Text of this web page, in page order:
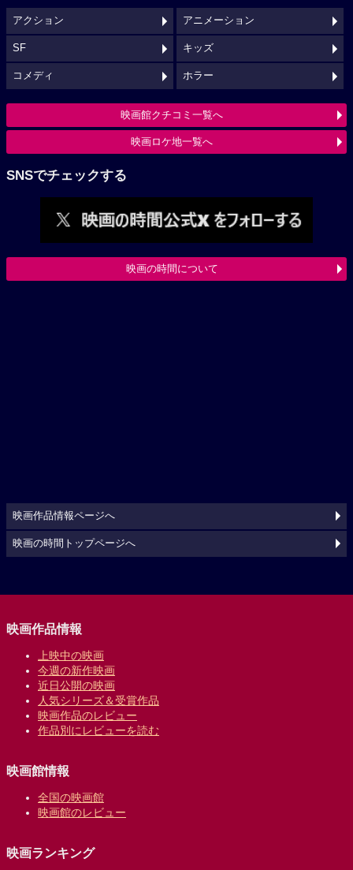
アクション アニメーション
SF キッズ
コメディ ホラー
映画館クチコミ一覧へ
映画ロケ地一覧へ
SNSでチェックする
映画の時間について
映画作品情報ページへ
映画の時間トップページへ
映画作品情報
上映中の映画
今週の新作映画
近日公開の映画
人気シリーズ＆受賞作品
映画作品のレビュー
作品別にレビューを読む
映画館情報
全国の映画館
映画館のレビュー
映画ランキング